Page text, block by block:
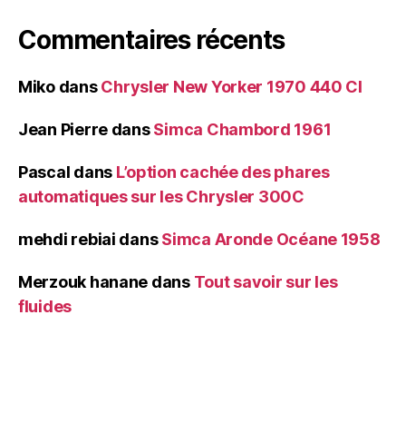
Commentaires récents
MikodansChrysler New Yorker 1970 440 CI
Jean Pierre dansSimca Chambord 1961
Pascal dans L’option cachée des phares
automatiques sur les Chrysler 300C
mehdi rebiai dansSimca Aronde Océane 1958
Merzouk hanane dans Tout savoir sur les
fluides